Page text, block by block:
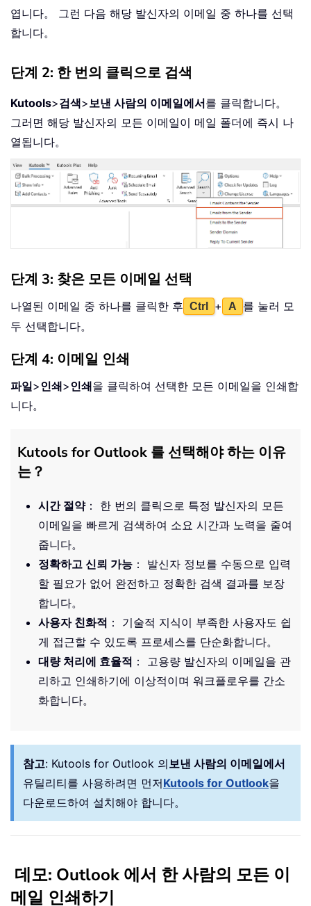
엽니다。 그런 다음 해당 발신자의 이메일 중 하나를 선택
합니다。
단계 2: 한 번의 클릭으로 검색
Kutools>검색>보낸 사람의 이메일에서를 클릭합니다。
그러면 해당 발신자의 모든 이메일이 메일 폴더에 즉시 나
열됩니다。
단계 3: 찾은 모든 이메일 선택
나열된 이메일 중 하나를 클릭한 후 Ctrl + A
를 눌러 모
두 선택합니다。
단계 4: 이메일 인쇄
파일>인쇄>인쇄을 클릭하여 선택한 모든 이메일을 인쇄합
니다。
Kutools for Outlook 를 선택해야 하는 이유
는？
시간 절약： 한 번의 클릭으로 특정 발신자의 모든
이메일을 빠르게 검색하여 소요 시간과 노력을 줄여
줍니다。
정확하고 신뢰 가능 ： 발신자 정보를 수동으로 입력
할 필요가 없어 완전하고 정확한 검색 결과를 보장
합니다。
사용자 친화적 ： 기술적 지식이 부족한 사용자도 쉽
게 접근할 수 있도록 프로세스를 단순화합니다。
대량 처리에 효율적 ： 고용량 발신자의 이메일을 관
리하고 인쇄하기에 이상적이며 워크플로우를 간소
화합니다。
참고: Kutools for Outlook 의보낸 사람의 이메일에서
유틸리티를 사용하려면 먼저Kutools for Outlook을
다운로드하여 설치해야 합니다。
데모: Outlook 에서 한 사람의 모든 이
메일 인쇄하기